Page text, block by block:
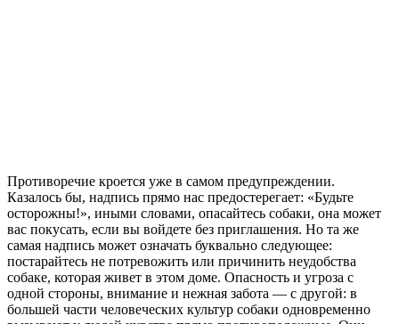
Противоречие кроется уже в самом предупреждении.
Казалось бы, надпись прямо нас предостерегает: «Будьте
осторожны!», иными словами, опасайтесь собаки, она может
вас покусать, если вы войдете без приглашения. Но та же
самая надпись может означать буквально следующее:
постарайтесь не потревожить или причинить неудобства
собаке, которая живет в этом доме. Опасность и угроза с
одной стороны, внимание и нежная забота — с другой: в
большей части человеческих культур собаки одновременно